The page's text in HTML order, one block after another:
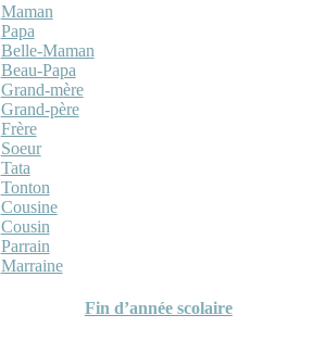
Maman
Papa
Belle-Maman
Beau-Papa
Grand-mère
Grand-père
Frère
Soeur
Tata
Tonton
Cousine
Cousin
Parrain
Marraine
Fin d’année scolaire